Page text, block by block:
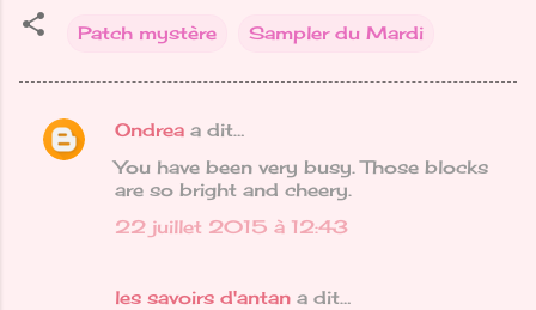
Patch mystère Sampler du Mardi
C
Ondrea a dit…
You have been very busy. Those blocks
are so bright and cheery.
22 juillet 2015 à 12:43
les savoirs d'antan a dit…